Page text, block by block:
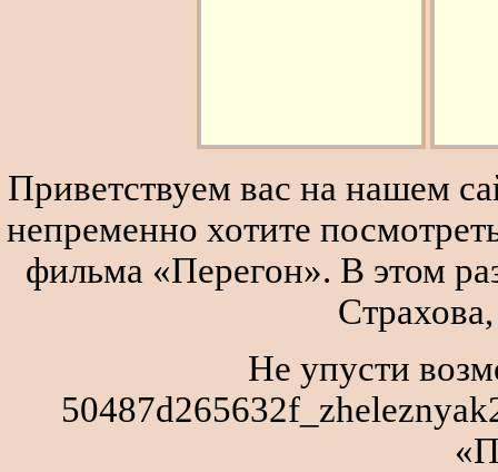
Приветствуем вас на нашем
непременно хотите
фильма «Перегон». В этом
Не упусти